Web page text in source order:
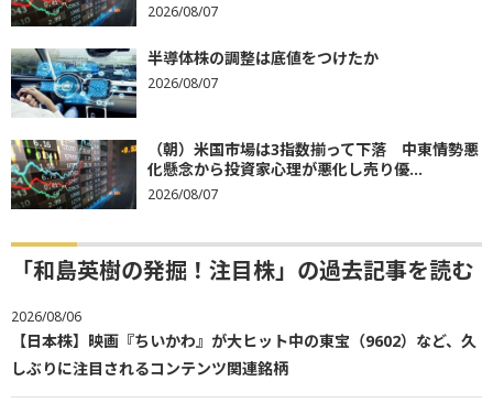
2026/08/07
半導体株の調整は底値をつけたか
2026/08/07
（朝）米国市場は3指数揃って下落 中東情勢悪
化懸念から投資家心理が悪化し売り優...
2026/08/07
「和島英樹の発掘！注目株」の過去記事を読む
2026/08/06
【日本株】映画『ちいかわ』が大ヒット中の東宝（9602）など、久
しぶりに注目されるコンテンツ関連銘柄